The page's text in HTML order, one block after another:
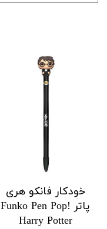
خودکار فانکو هری
پاتر Funko Pen Pop!
Harry Potter